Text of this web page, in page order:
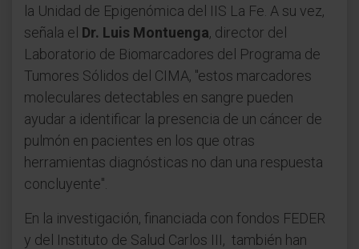
la Unidad de Epigenómica del IIS La Fe. A su vez,
señala el Dr. Luis Montuenga, director del
Laboratorio de Biomarcadores del Programa de
Tumores Sólidos del CIMA, "estos marcadores
moleculares detectables en sangre pueden
ayudar a identificar la presencia de un cáncer de
pulmón en pacientes en los que otras
herramientas diagnósticas no dan una respuesta
concluyente".
En la investigación, financiada con fondos FEDER
y del Instituto de Salud Carlos III, también han